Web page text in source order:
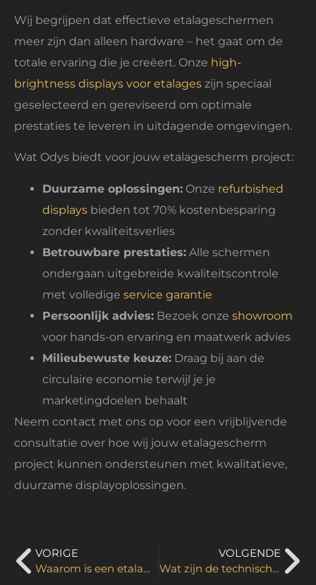
Wij begrijpen dat effectieve etalageschermen
meer zijn dan alleen hardware – het gaat om de
totale ervaring die je creëert. Onze high-
brightness displays voor etalages zijn speciaal
geselecteerd en gereviseerd om optimale
prestaties te leveren in uitdagende omgevingen.
Wat Odys biedt voor jouw etalagescherm project:
Duurzame oplossingen: Onze refurbished
displays bieden tot 70% kostenbesparing
zonder kwaliteitsverlies
Betrouwbare prestaties: Alle schermen
ondergaan uitgebreide kwaliteitscontrole
met volledige service garantie
Persoonlijk advies: Bezoek onze showroom
voor hands-on ervaring en maatwerk advies
Milieubewuste keuze: Draag bij aan de
circulaire economie terwijl je je
marketingdoelen behaalt
Neem contact met ons op voor een vrijblijvende
consultatie over hoe wij jouw etalagescherm
project kunnen ondersteunen met kwalitatieve,
duurzame displayoplossingen.
VORIGE
Waarom is een etalage belangrijk?
VOLGENDE
Wat zijn de technische vereisten voor etalageschermen?